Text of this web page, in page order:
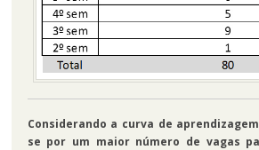
Considerando a curva de
se por um maior número de vagas